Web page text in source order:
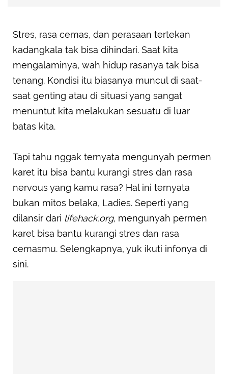
Stres, rasa cemas, dan perasaan tertekan
kadangkala tak bisa dihindari. Saat kita
mengalaminya, wah hidup rasanya tak bisa
tenang. Kondisi itu biasanya muncul di saat-
saat genting atau di situasi yang sangat
menuntut kita melakukan sesuatu di luar
batas kita.
Tapi tahu nggak ternyata mengunyah permen
karet itu bisa bantu kurangi stres dan rasa
nervous yang kamu rasa? Hal ini ternyata
bukan mitos belaka, Ladies. Seperti yang
dilansir dari lifehack.org, mengunyah permen
karet bisa bantu kurangi stres dan rasa
cemasmu. Selengkapnya, yuk ikuti infonya di
sini.